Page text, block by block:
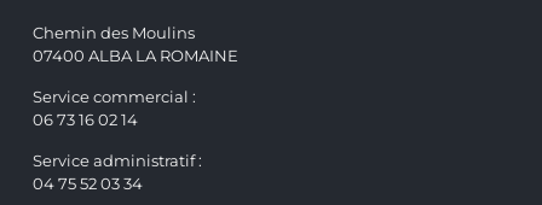
Chemin des Moulins
07400 ALBA LA ROMAINE
Service commercial :
06 73 16 02 14
Service administratif :
04 75 52 03 34